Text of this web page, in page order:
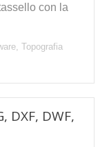
con la
Topografia
DXF, DWF,